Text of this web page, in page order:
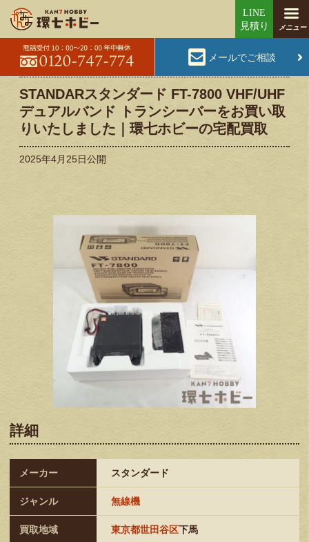
メールでご相談
STANDARスタンダード FT-7800 VHF/UHF
デュアルバンド トランシーバーをお買い取
りいたしました｜環七ホビーの宅配買取
2025年4月25日公開
詳細
メーカー スタンダード
ジャンル 無線機
買取地域 東京都世田谷区下馬